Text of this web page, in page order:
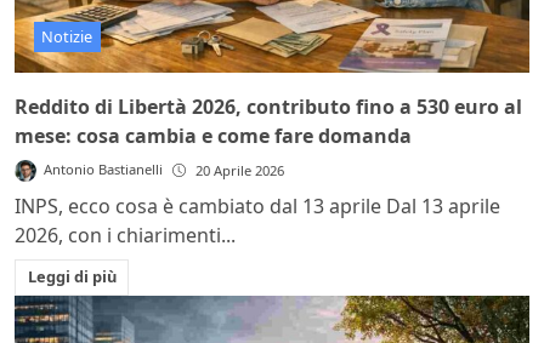
Notizie
Reddito di Libertà 2026, contributo fino a 530 euro al
mese: cosa cambia e come fare domanda
Antonio Bastianelli 20 Aprile 2026
INPS, ecco cosa è cambiato dal 13 aprile Dal 13 aprile
2026, con i chiarimenti...
Leggi di più